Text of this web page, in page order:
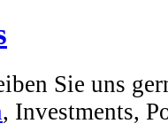
Sie uns
, Investments,